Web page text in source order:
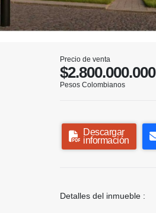
Precio de venta
$2.800.000.000
Pesos Colombianos
Descargar
información
Detalles del inmueble :